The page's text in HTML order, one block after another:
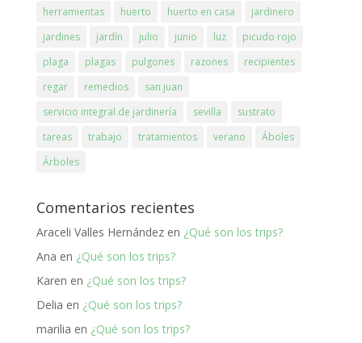
herramientas
huerto huerto en casa
jardinero
jardines
jardín julio junio luz
picudo rojo
plaga
plagas pulgones razones
recipientes
regar
remedios
san juan
servicio integral de jardinería
sevilla
sustrato
tareas
trabajo tratamientos verano
Áboles
Árboles
Comentarios recientes
Araceli Valles Hernándezen ¿Qué son los trips?
Ana en ¿Qué son los trips?
Karen en ¿Qué son los trips?
Delia en ¿Qué son los trips?
marilia en ¿Qué son los trips?